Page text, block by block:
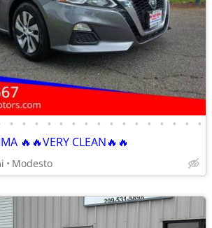
• • • • • • • • • • • • • • • •
🔥🔥VERY CLEAN🔥🔥
Modesto